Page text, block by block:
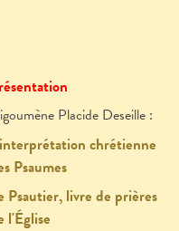
Placide Deseille :
chrétienne
Psaumes
Psautier, livre de prières
l'Église